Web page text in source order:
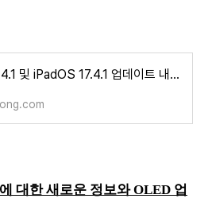
iOS 17.4.1 및 iPadOS 17.4.1 업데이트 내용은 무엇인가?
대한 새로운 정보와 OLED 업